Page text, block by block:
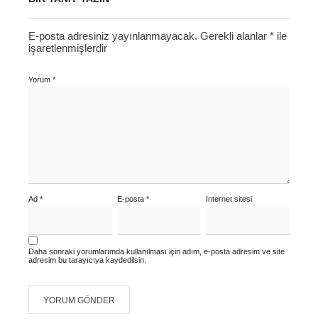
E-posta adresiniz yayınlanmayacak. Gerekli alanlar * ile
işaretlenmişlerdir
Yorum *
Ad * E-posta* İnternet sitesi
Daha sonraki yorumlarımda kullanılması için adım, e-posta adresim ve site
adresim bu tarayıcıya kaydedilsin.